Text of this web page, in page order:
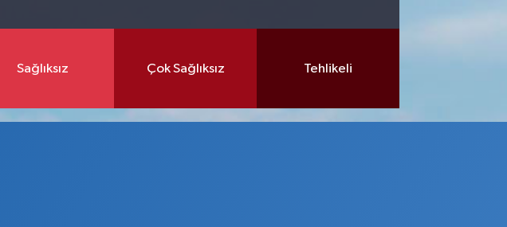
Sağlıksız Çok Sağlıksız Tehlikeli